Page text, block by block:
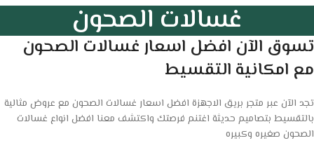
غسالات الصحون
تسوق الآن افضل اسعار غسالات الصحون
مع امكانية التقسيط
تجد الآن عبر متجر بريق الاجهزة افضل اسعار غسالات الصحون مع عروض مثالية
بالتقسيط بتصاميم حديثة اغتنم فرصتك واكتشف معنا افضل انواع غسالات
الصحون صغيره وكبيره